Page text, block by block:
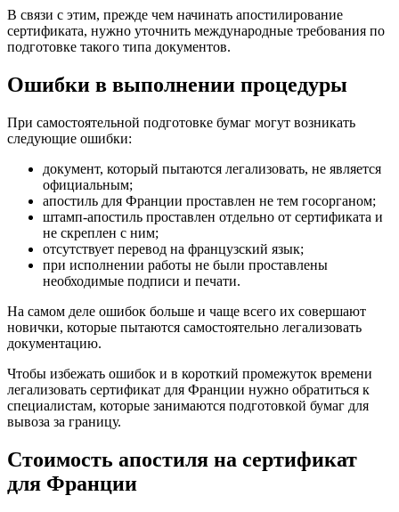
В связи с этим, прежде чем начинать апостилирование
сертификата, нужно уточнить международные требования по
подготовке такого типа документов.
Ошибки в выполнении процедуры
При самостоятельной подготовке бумаг могут возникать
следующие ошибки:
документ, который пытаются легализовать, не является
официальным;
апостиль для Франции проставлен не тем госорганом;
штамп-апостиль проставлен отдельно от сертификата и
не скреплен с ним;
отсутствует перевод на французский язык;
при исполнении работы не были проставлены
необходимые подписи и печати.
На самом деле ошибок больше и чаще всего их совершают
новички, которые пытаются самостоятельно легализовать
документацию.
Чтобы избежать ошибок и в короткий промежуток времени
легализовать сертификат для Франции нужно обратиться к
специалистам, которые занимаются подготовкой бумаг для
вывоза за границу.
Стоимость апостиля на сертификат
для Франции